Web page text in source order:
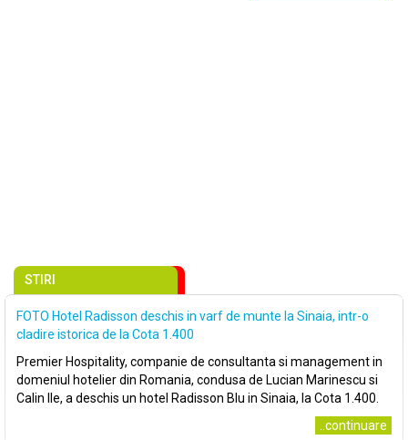
STIRI
FOTO Hotel Radisson deschis in varf de munte la Sinaia, intr-o
cladire istorica de la Cota 1.400
Premier Hospitality, companie de consultanta si management in
domeniul hotelier din Romania, condusa de Lucian Marinescu si
Calin Ile, a deschis un hotel Radisson Blu in Sinaia, la Cota 1.400.
..continuare